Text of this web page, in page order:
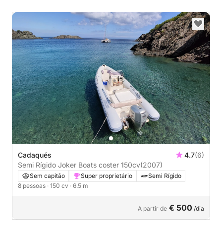
Cadaqués 4.7(6)
Semi Rígido Joker Boats coster 150cv(2007)
Sem capitão Super proprietário
Semi Rígido
8 pessoas · 150 cv · 6.5 m
A partir de € 500 /dia